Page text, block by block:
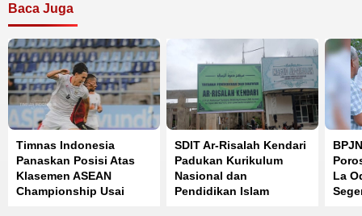
Baca Juga
Timnas Indonesia
Panaskan Posisi Atas
Klasemen ASEAN
Championship Usai
SDIT Ar-Risalah Kendari
Padukan Kurikulum
Nasional dan
Pendidikan Islam
La